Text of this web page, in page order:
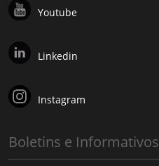
Youtube
Linkedin
Instagram
Boletins e Informativos